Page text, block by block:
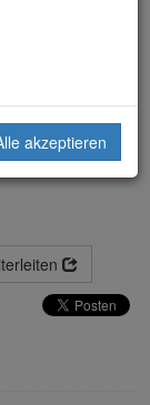
akzeptieren